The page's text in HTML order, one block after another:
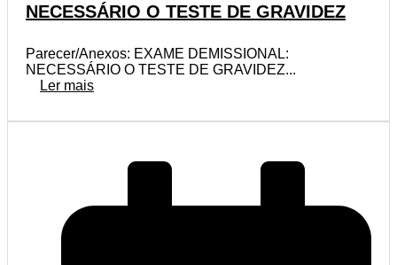
NECESSÁRIO O TESTE DE GRAVIDEZ
Parecer/Anexos: EXAME DEMISSIONAL:
NECESSÁRIO O TESTE DE GRAVIDEZ...
Ler mais